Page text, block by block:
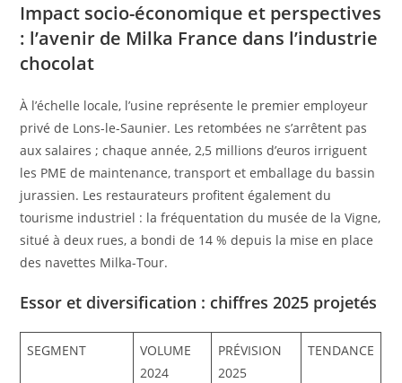
Impact socio-économique et perspectives
: l’avenir de Milka France dans l’industrie
chocolat
À l’échelle locale, l’usine représente le premier employeur
privé de Lons-le-Saunier. Les retombées ne s’arrêtent pas
aux salaires ; chaque année, 2,5 millions d’euros irriguent
les PME de maintenance, transport et emballage du bassin
jurassien. Les restaurateurs profitent également du
tourisme industriel : la fréquentation du musée de la Vigne,
situé à deux rues, a bondi de 14 % depuis la mise en place
des navettes Milka-Tour.
Essor et diversification : chiffres 2025 projetés
SEGMENT
VOLUME
2024
PRÉVISION
2025
TENDANCE